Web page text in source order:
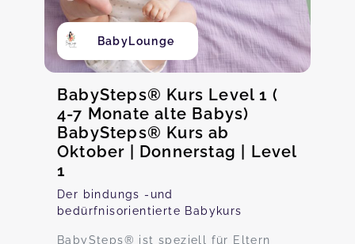
BabyLounge
BabySteps® Kurs Level 1 (
4-7 Monate alte Babys)
BabySteps® Kurs ab
Oktober | Donnerstag | Level
1
Der bindungs -und
bedürfnisorientierte Babykurs
BabySteps® ist speziell für Eltern